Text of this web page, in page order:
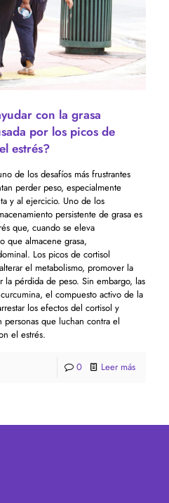
con la grasa
por los picos de
estrés?
de los desafíos más frustrantes
perder peso, especialmente
y al ejercicio. Uno de los
persistente de grasa es
que, cuando se eleva
que almacene grasa,
Los picos de cortisol
el metabolismo, promover la
la pérdida de peso. Sin embargo, las
el compuesto activo de la
los efectos del cortisol y
que luchan contra el
el estrés.
0 Leer más